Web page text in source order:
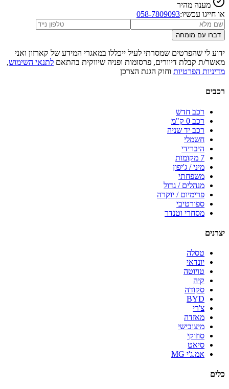
מענה מהיר
או חייגו עכשיו:058-7809093
דברו עם מומחה
ידוע לי שהפרטים שמסרתי לעיל ייכללו במאגרי המידע של קארזון ואני
מאשר/ת קבלת דיוורים, פרסומות ופניה שיווקית בהתאם לתנאי השימוש,
מדיניות הפרטיות וחוק הגנת הצרכן
רכבים
רכב חדש
רכב 0 ק"מ
רכב יד שניה
חשמלי
היברידי
7 מקומות
מיני / ג'יפון
משפחתי
מנהלים / גדול
פרימיום / יוקרה
ספורטיבי
מסחרי וטנדר
יצרנים
טסלה
יונדאי
טויוטה
קיה
סקודה
BYD
צ'רי
מאזדה
מיצובישי
סוזוקי
סיאט
אמ.ג'י MG
כלים